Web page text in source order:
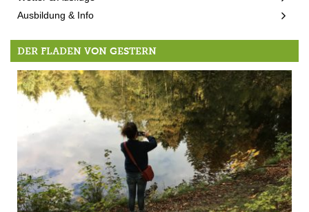
Ausbildung & Info
DER FLADEN VON GESTERN